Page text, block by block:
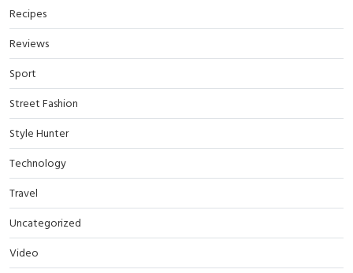
Recipes
Reviews
Sport
Street Fashion
Style Hunter
Technology
Travel
Uncategorized
Video